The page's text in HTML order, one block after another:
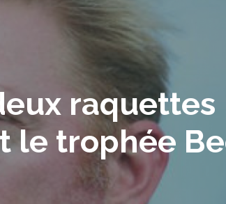
raquettes
le trophée